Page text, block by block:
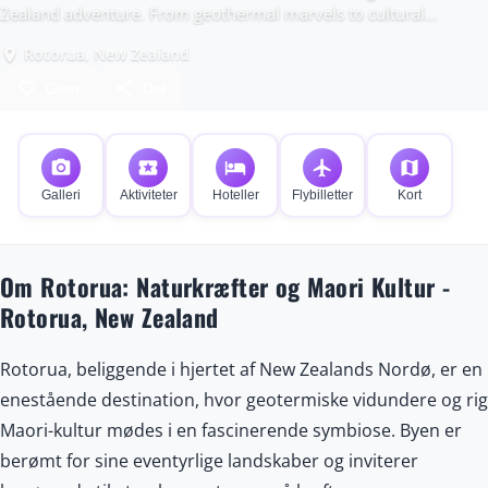
Zealand adventure. From geothermal marvels to cultural
place Rotorua, New Zealand
photo_camera
Galleri
local_activity
Aktiviteter
hotel
Hoteller
flight
Flybilletter
map
Kort
Om Rotorua: Naturkræfter og Maori Kultur -
Rotorua, New Zealand
Rotorua, beliggende i hjertet af New Zealands Nordø, er en
enestående destination, hvor geotermiske vidundere og rig
Maori-kultur mødes i en fascinerende symbiose. Byen er
berømt for sine eventyrlige landskaber og inviterer